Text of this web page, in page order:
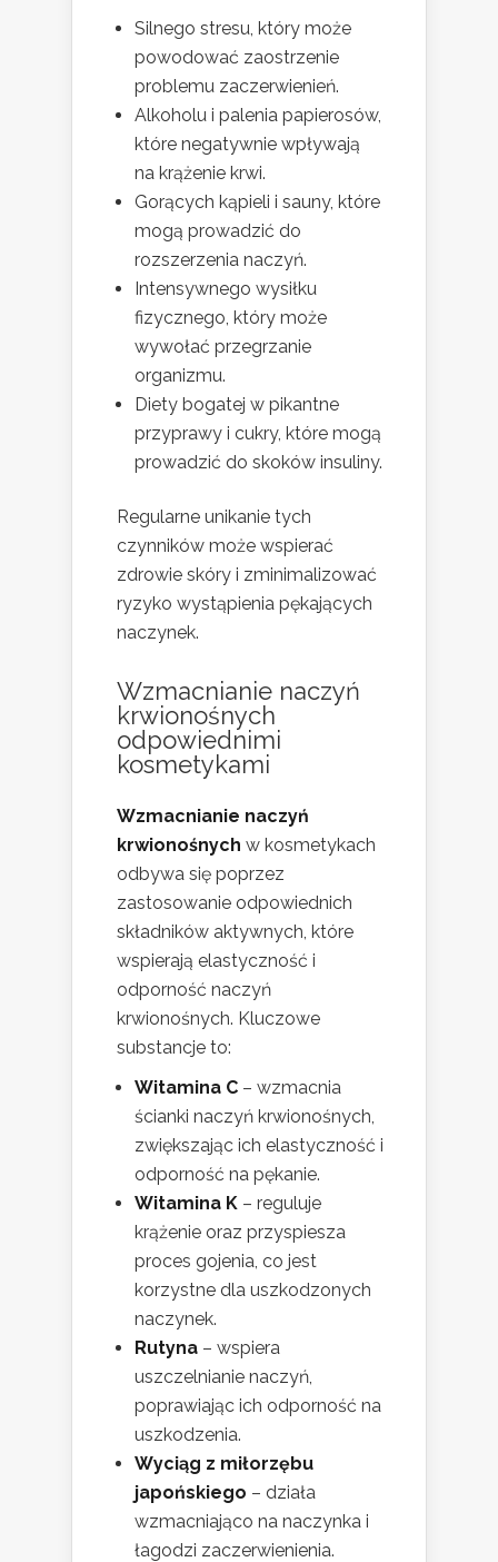
Silnego stresu, który może
powodować zaostrzenie
problemu zaczerwienień.
Alkoholu i palenia papierosów,
które negatywnie wpływają
na krążenie krwi.
Gorących kąpieli i sauny, które
mogą prowadzić do
rozszerzenia naczyń.
Intensywnego wysiłku
fizycznego, który może
wywołać przegrzanie
organizmu.
Diety bogatej w pikantne
przyprawy i cukry, które mogą
prowadzić do skoków insuliny.
Regularne unikanie tych
czynników może wspierać
zdrowie skóry i zminimalizować
ryzyko wystąpienia pękających
naczynek.
Wzmacnianie naczyń
krwionośnych
odpowiednimi
kosmetykami
Wzmacnianie naczyń
krwionośnych w kosmetykach
odbywa się poprzez
zastosowanie odpowiednich
składników aktywnych, które
wspierają elastyczność i
odporność naczyń
krwionośnych. Kluczowe
substancje to:
Witamina C – wzmacnia
ścianki naczyń krwionośnych,
zwiększając ich elastyczność i
odporność na pękanie.
Witamina K – reguluje
krążenie oraz przyspiesza
proces gojenia, co jest
korzystne dla uszkodzonych
naczynek.
Rutyna – wspiera
uszczelnianie naczyń,
poprawiając ich odporność na
uszkodzenia.
Wyciąg z miłorzębu
japońskiego – działa
wzmacniająco na naczynka i
łagodzi zaczerwienienia.